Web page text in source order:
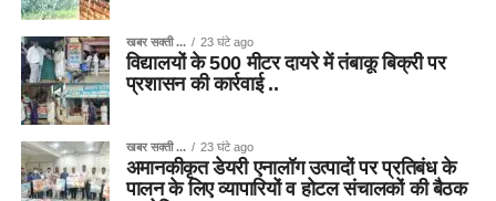
खबर सक्ती ... 23 घंटे ago
विद्यालयों के 500 मीटर दायरे में तंबाकू बिक्री पर
प्रशासन की कार्रवाई ..
खबर सक्ती ... 23 घंटे ago
अमानकीकृत डेयरी एनालॉग उत्पादों पर प्रतिबंध के
पालन के लिए व्यापारियों व होटल संचालकों की बैठक